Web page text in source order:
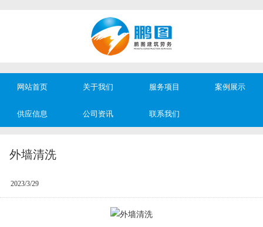
网站首页 关于我们 服务项目 案例展示
供应信息 公司资讯 联系我们
外墙清洗
2023/3/29